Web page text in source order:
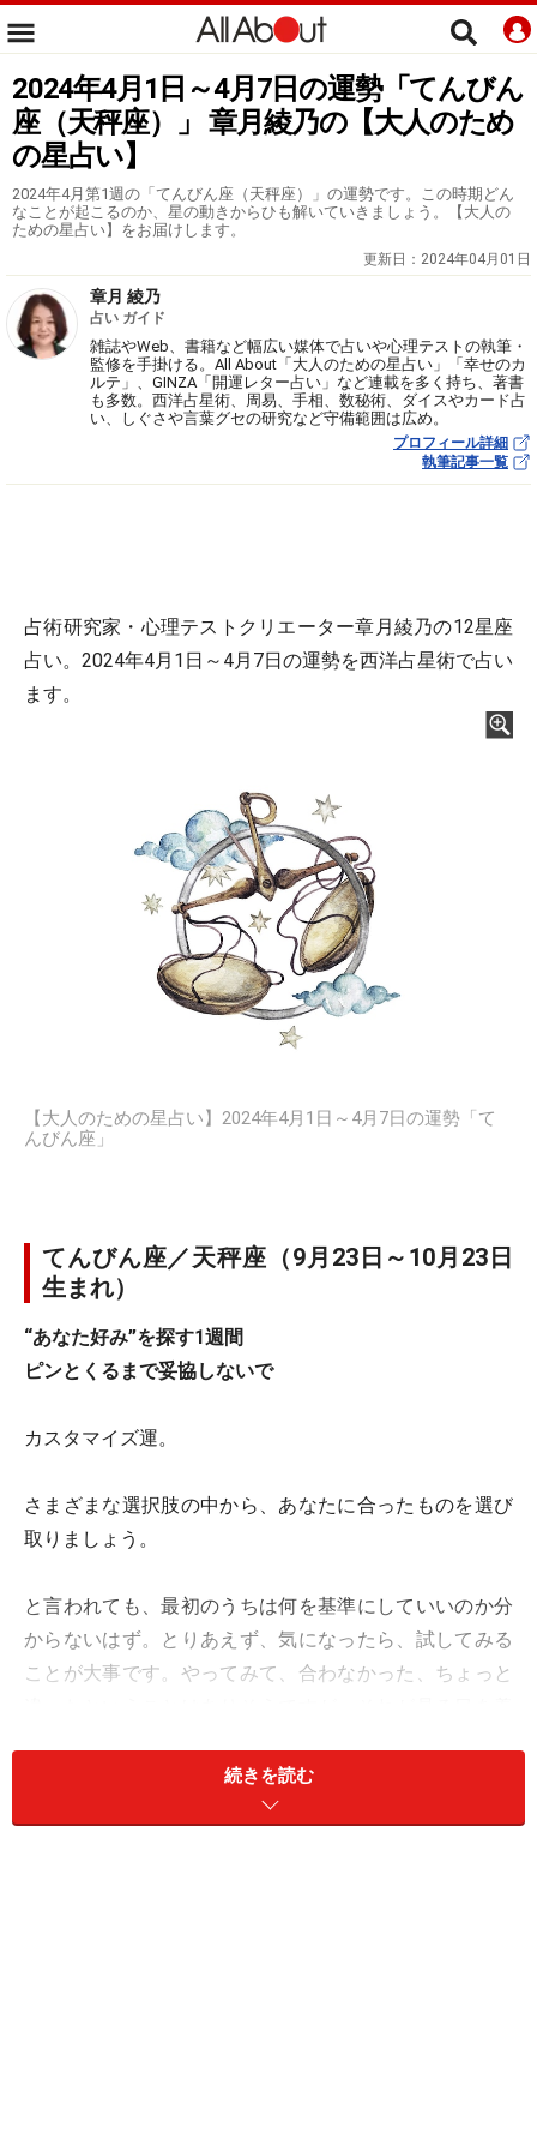
2024年4月1日～4月7日の運勢「てんびん
座（天秤座）」 章月綾乃の【大人のため
の星占い】
2024年4月第1週の「てんびん座（天秤座）」の運勢です。この時期どん
なことが起こるのか、星の動きからひも解いていきましょう。【大人の
ための星占い】をお届けします。
更新日： 2024年04月01日
章月 綾乃
占い ガイド
雑誌やWeb、書籍など幅広い媒体で占いや心理テストの執筆・
監修を手掛ける。All About「大人のための星占い」「幸せのカ
ルテ」、GINZA「開運レター占い」など連載を多く持ち、著書
も多数。西洋占星術、周易、手相、数秘術、ダイスやカード占
い、しぐさや言葉グセの研究など守備範囲は広め。
プロフィール詳細
執筆記事一覧
占術研究家・心理テストクリエーター章月綾乃の12星座
占い。2024年4月1日～4月7日の運勢を西洋占星術で占い
ます。
【大人のための星占い】2024年4月1日～4月7日の運勢「て
んびん座」
てんびん座／天秤座（9月23日～10月23日
生まれ）
“あなた好み”を探す1週間
ピンとくるまで妥協しないで
カスタマイズ運。
さまざまな選択肢の中から、あなたに合ったものを選び
取りましょう。
と言われても、最初のうちは何を基準にしていいのか分
からないはず。とりあえず、気になったら、試してみる
ことが大事です。やってみて、合わなかった、ちょっと
口コミや助言も入ってきますが、ある程度、こちらに力
続きを読む